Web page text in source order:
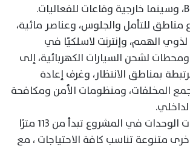
للتأمل والجلوس، وعناصر مائية،
الهمم، وإنترنت لاسلكيًا في
لشحن السيارات الكهربائية، إلى
بمناطق الانتظار، وغرف إعادة
جمع المخلفات، ومنظومات الأمن ومكافحة
وأوضح أن مساحات الوحدات في المشروع تبدأ من ١١٣ مترًا
متنوعة تناسب كافة الاحتياجات ، مع